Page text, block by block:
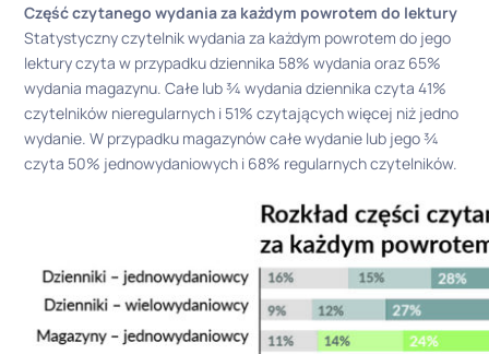
Część czytanego wydania za każdym powrotem do lektury
Statystyczny czytelnik wydania za każdym powrotem do jego
lektury czyta w przypadku dziennika 58% wydania oraz 65%
wydania magazynu. Całe lub ¾ wydania dziennika czyta 41%
czytelników nieregularnych i 51% czytających więcej niż jedno
wydanie. W przypadku magazynów całe wydanie lub jego ¾
czyta 50% jednowydaniowych i 68% regularnych czytelników.